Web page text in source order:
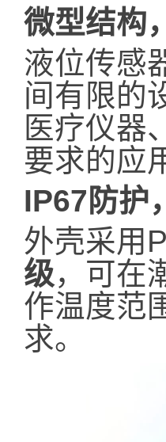
微型结构
液位传感
间有限的
医疗仪器
要求的应
IP67防护
外壳采用
级，可在
作温度范
求。